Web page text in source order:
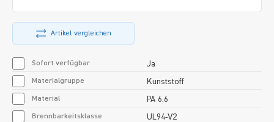
Artikel vergleichen
Sofort verfügbar Ja
Materialgruppe Kunststoff
Material PA 6.6
Brennbarkeitsklasse UL94-V2